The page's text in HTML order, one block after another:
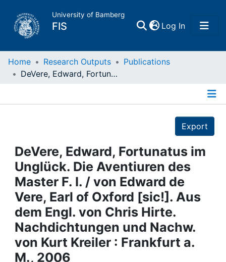
University of Bamberg
FIS Log In(current)
Home
Projects
People
Institutions
Awards
My FIS
Home Research Outputs
Publications
DeVere, Edward, Fortunatus im Unglück. Die Aventiuren des Master F. I. / von Edward de Vere, Earl of Oxford [sic!]. Aus dem Engl. von Chris Hirte. Nachdichtungen und Nachw. von Kurt Kreiler : Frankfurt a. M., 2006
Export
DeVere, Edward, Fortunatus im
Unglück. Die Aventiuren des
Master F. I. / von Edward de
Vere, Earl of Oxford [sic!]. Aus
dem Engl. von Chris Hirte.
Nachdichtungen und Nachw.
von Kurt Kreiler : Frankfurt a.
M., 2006